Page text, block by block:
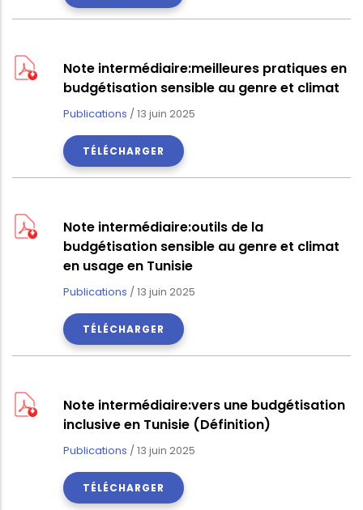
Note intermédiaire:meilleures pratiques en
budgétisation sensible au genre et climat
Publications /13 juin 2025
TÉLÉCHARGER
Note intermédiaire:outils de la
budgétisation sensible au genre et climat
en usage en Tunisie
Publications /13 juin 2025
TÉLÉCHARGER
Note intermédiaire:vers une budgétisation
inclusive en Tunisie (Définition)
Publications /13 juin 2025
TÉLÉCHARGER